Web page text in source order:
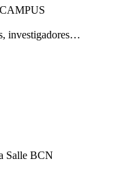
investigadores…
Salle BCN